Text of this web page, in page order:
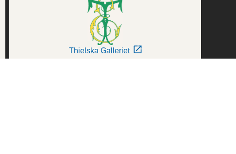
Thielska Galleriet